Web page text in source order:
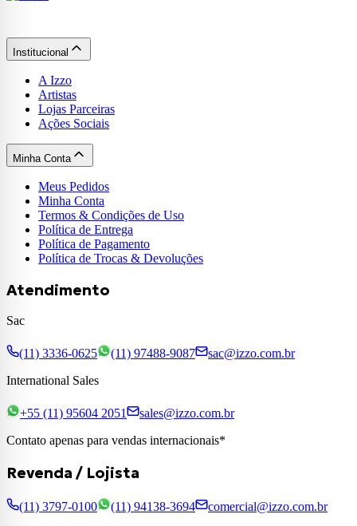
Institucional
A Izzo
Artistas
Lojas Parceiras
Ações Sociais
Minha Conta
Meus Pedidos
Minha Conta
Termos & Condições de Uso
Política de Entrega
Política de Pagamento
Política de Trocas & Devoluções
Atendimento
Sac
(11) 3336-0625 (11) 97488-9087
sac@izzo.com.br
International Sales
+55 (11) 95604 2051
sales@izzo.com.br
Contato apenas para vendas internacionais*
Revenda / Lojista
(11) 3797-0100 (11) 94138-3694
comercial@izzo.com.br